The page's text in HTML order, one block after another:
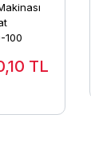
100
TL